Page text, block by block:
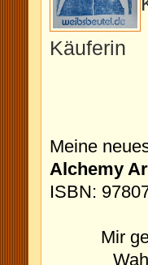
Käuferin
Meine
Alchemy
ISBN:
Mir